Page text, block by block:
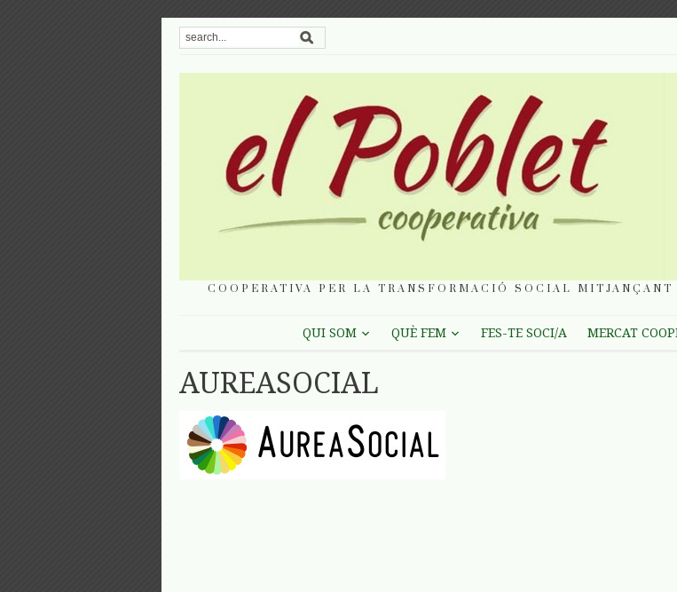
COOPERATIVA PER LA TRANSFORMACIÓ SOCIAL
QUI SOM QUÈ FEM FES-TE SOCI/A MERCAT
AUREASOCIAL